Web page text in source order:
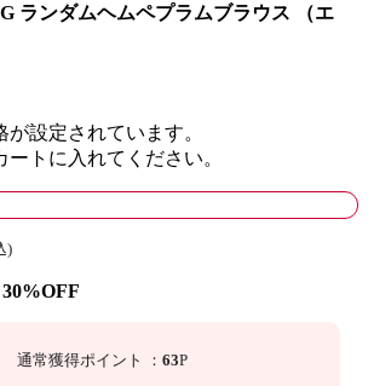
ランダムヘムペプラムブラウス （エ
設定されています。
トに入れてください。
)
30%OFF
通常獲得ポイント ： 63P